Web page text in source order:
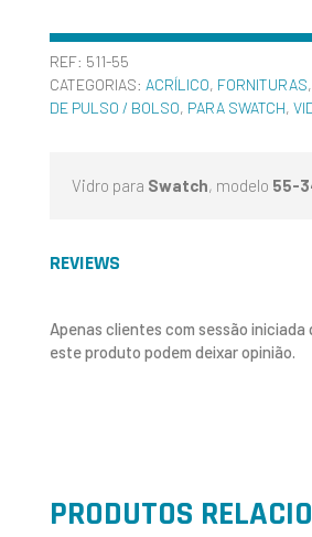
REF: 511-55
CATEGORIAS: ACRÍLICO, FORNITURAS,
DE PULSO / BOLSO, PARA SWATCH,
Vidro para Swatch, modelo 55-
REVIEWS
Apenas clientes com sessão iniciada
este produto podem deixar opinião.
PRODUTOS